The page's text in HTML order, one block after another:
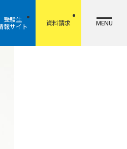
受験生
報サイト
資料請求 MENU